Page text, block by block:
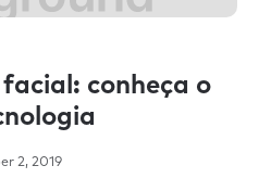
conheça o
2, 2019